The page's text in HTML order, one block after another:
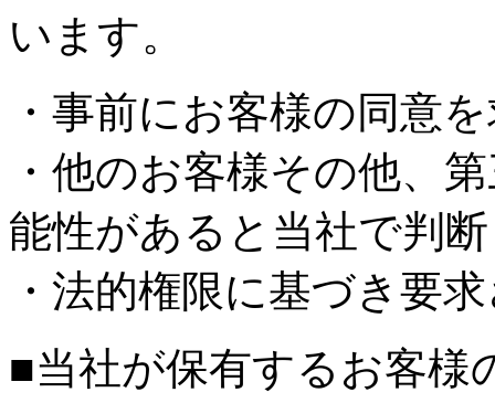
います。
・事前にお客様の同意
・他のお客様その他、
能性があると当社で判
・法的権限に基づき要
■当社が保有するお客様